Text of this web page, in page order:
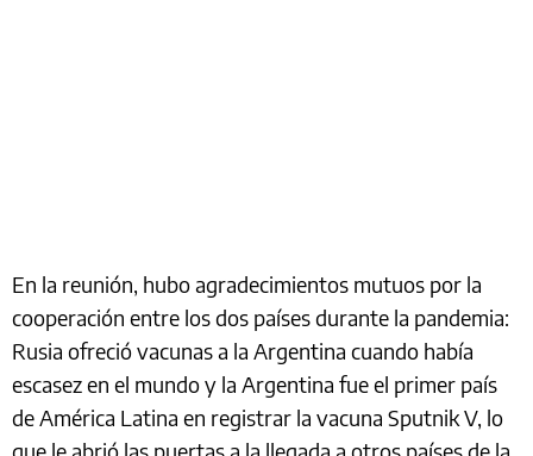
En la reunión, hubo agradecimientos mutuos por la
cooperación entre los dos países durante la pandemia:
Rusia ofreció vacunas a la Argentina cuando había
escasez en el mundo y la Argentina fue el primer país
de América Latina en registrar la vacuna Sputnik V, lo